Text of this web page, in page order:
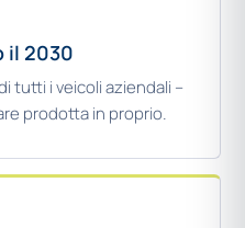
il 2030
tutti i veicoli aziendali –
prodotta in proprio.